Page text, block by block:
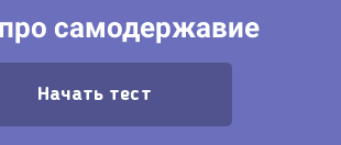
самодержавие
Начать тест